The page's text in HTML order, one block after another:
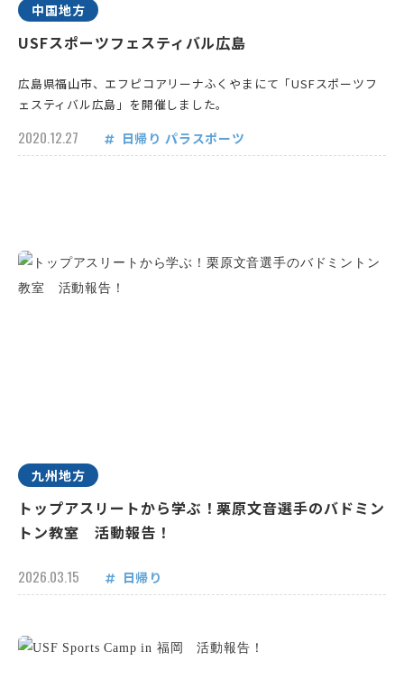
中国地方
USFスポーツフェスティバル広島
広島県福山市、エフピコアリーナふくやまにて「USFスポーツフ
ェスティバル広島」を開催しました。
2020.12.27 日帰り パラスポーツ
九州地方
トップアスリートから学ぶ！栗原文音選手のバドミン
トン教室 活動報告！
2026.03.15 日帰り